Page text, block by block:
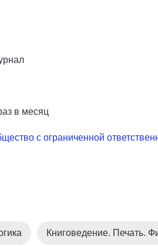
в месяц
с ограниченной
Книговедение. Печать.